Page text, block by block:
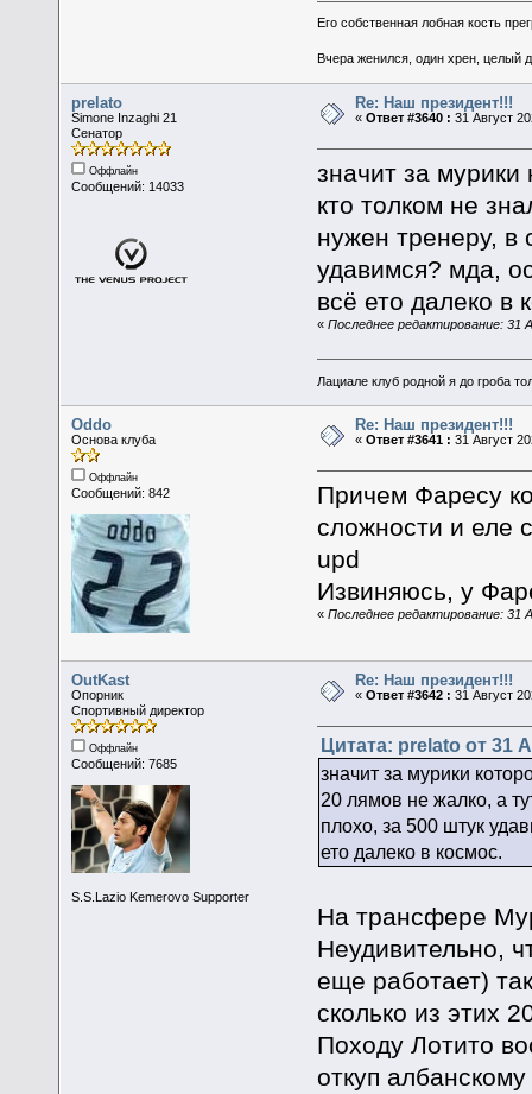
Его собственная лобная кость
Вчера женился, один хрен, целый
prelato
Simone Inzaghi 21
Сенатор
Оффлайн
Сообщений: 14033
Re: Наш президент!!!
«Ответ #3640 : 31 Август
значит за
кто толком не
нужен тренеру, в
удавимся? мда,
всё ето далеко в
« Последнее редактирование: 31
Лациале клуб родной я до гроба
Oddo
Основа клуба
Оффлайн
Сообщений: 842
Re: Наш президент!!!
«Ответ #3641 : 31 Август
Причем Фаресу
сложности и еле
upd
Извиняюсь, у
« Последнее редактирование: 31
OutKast
Опорник
Спортивный директор
Оффлайн
Сообщений: 7685
S.S.Lazio Kemerovo Supporter
Re: Наш президент!!!
«Ответ #3642 : 31 Август
Цитата: prelato от 31
значит за мурики
20 лямов не жалко, а
плохо, за 500 штук
ето далеко в космос.
На трансфере
Неудивительно,
еще работает)
сколько из этих
Походу Лотито
откуп